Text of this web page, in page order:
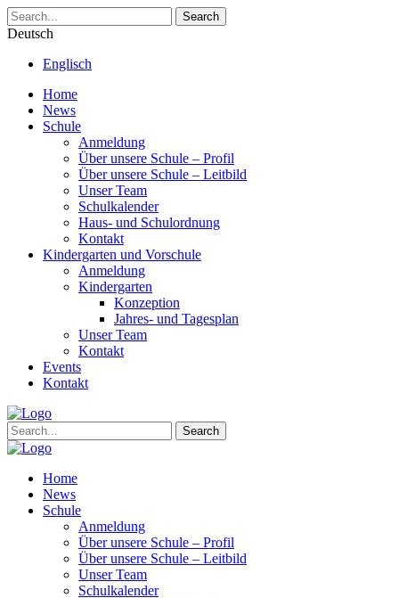
Search
Deutsch
Englisch
Home
News
Schule
Anmeldung
Über unsere Schule – Profil
Über unsere Schule – Leitbild
Unser Team
Schulkalender
Haus- und Schulordnung
Kontakt
Kindergarten und Vorschule
Anmeldung
Kindergarten
Konzeption
Jahres- und Tagesplan
Unser Team
Kontakt
Events
Kontakt
Search
Home
News
Schule
Anmeldung
Über unsere Schule – Profil
Über unsere Schule – Leitbild
Unser Team
Schulkalender